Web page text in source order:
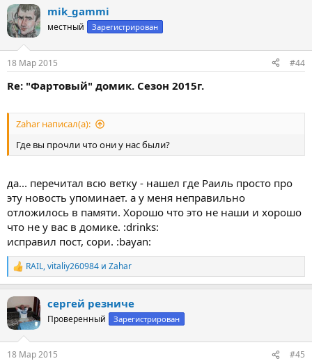
к
ц
и
mik_gammi
местный Зарегистрирован
18 Мар 2015 #44
Re: "Фартовый" домик. Сезон 2015г.
Zahar написал(а):
Где вы прочли что они у нас были?
да... перечитал всю ветку - нашел где Раиль просто про
эту новость упоминает. а у меня неправильно
отложилось в памяти. Хорошо что это не наши и хорошо
что не у вас в домике. :drinks:
исправил пост, сори. :bayan:
Р
е
к
ц
и
RAIL,vitaliy260984 и Zahar
сергей резниче
Проверенный Зарегистрирован
18 Мар 2015 #45